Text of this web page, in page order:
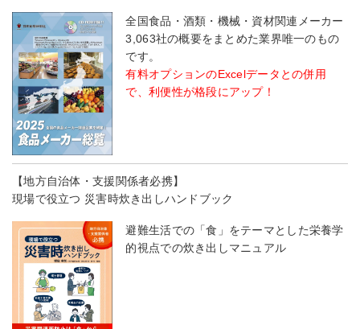
全国食品・酒類・機械・資材関連メーカー
3,063社の概要をまとめた業界唯一のもの
です。
有料オプションのExcelデータとの併用
で、利便性が格段にアップ！
【地方自治体・支援関係者必携】
現場で役立つ 災害時炊き出しハンドブック
避難生活での「食」をテーマとした栄養学
的視点での炊き出しマニュアル